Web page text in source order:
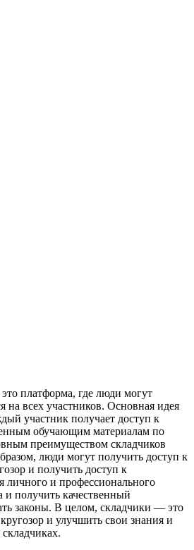
платформа, где люди могут
на всех участников. Основная идея
участник получает доступ к
обучающим материалам по
преимуществом складчиков
люди могут получить доступ к
и получить доступ к
личного и профессионального
получить качественный
законы. В целом, складчики — это
и улучшить свои знания и